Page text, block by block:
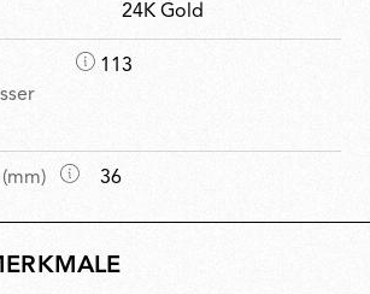
24K Gold
M
e
113
M
e
36